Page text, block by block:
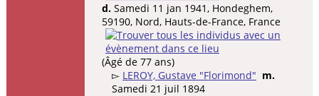
d. Samedi 11 jan 1941, Hondeghem,
59190, Nord, Hauts-de-France, France
(Âgé de 77 ans)
▻ LEROY, Gustave "Florimond" m.
Samedi 21 juil 1894